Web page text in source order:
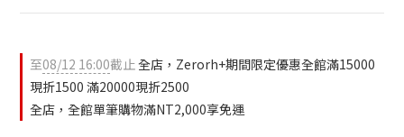
至08/12 16:00截止全店，Zerorh+期間限定優惠全館滿15000
現折1500 滿20000現折2500
全店，全館單筆購物滿NT2,000享免運